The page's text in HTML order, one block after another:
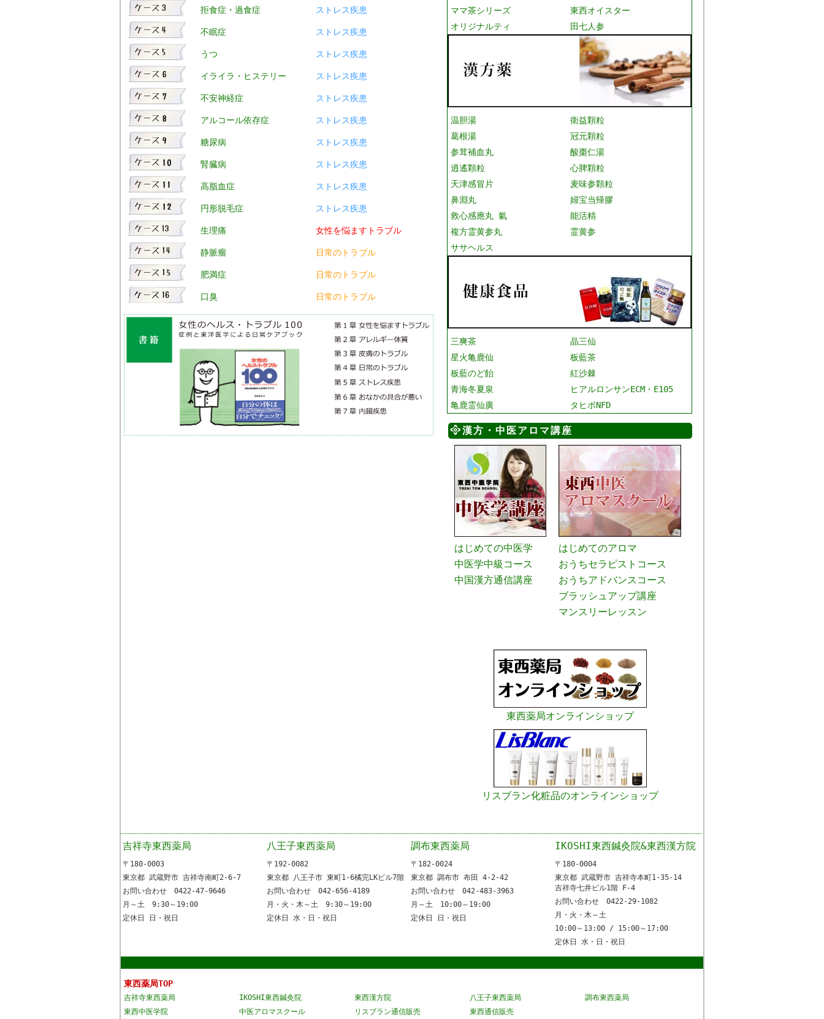
拒食症・過食症 ストレス疾患
不眠症 ストレス疾患
うつ ストレス疾患
イライラ・ヒステリー ストレス疾患
不安神経症 ストレス疾患
アルコール依存症 ストレス疾患
糖尿病 ストレス疾患
腎臓病 ストレス疾患
高脂血症 ストレス疾患
円形脱毛症 ストレス疾患
生理痛 女性を悩ますトラブル
静脈瘤 日常のトラブル
肥満症 日常のトラブル
口臭 日常のトラブル
ママ茶シリーズ
東西オイスター
オリジナルティ
田七人参
温胆湯
衛益顆粒
葛根湯
冠元顆粒
参茸補血丸
酸棗仁湯
逍遙顆粒
心脾顆粒
天津感冒片
麦味参顆粒
鼻淵丸
婦宝当帰膠
救心感應丸 氣
能活精
複方霊黄参丸
霊黄参
ササヘルス
三爽茶
晶三仙
星火亀鹿仙
板藍茶
板藍のど飴
紅沙棘
青海冬夏泉
ヒアルロンサンECM・E105
亀鹿霊仙廣
タヒボNFD
漢方・中医アロマ講座
はじめての中医学
中医学中級コース
中国漢方通信講座
はじめてのアロマ
おうちセラピストコース
おうちアドバンスコース
ブラッシュアップ講座
マンスリーレッスン
東西薬局オンラインショップ
リスブラン化粧品のオンラインショップ
吉祥寺東西薬局
〒180-0003
東京都 武蔵野市 吉祥寺南町2-6-7
お問い合わせ 0422-47-9646
月～土 9:30～19:00
定休日 日・祝日
八王子東西薬局
〒192-0082
東京都 八王子市 東町1-6橘完LKビル7階
お問い合わせ 042-656-4189
月・火・木～土 9:30～19:00
定休日 水・日・祝日
調布東西薬局
〒182-0024
東京都 調布市 布田 4-2-42
お問い合わせ 042-483-3963
月～土 10:00～19:00
定休日 日・祝日
IKOSHI東西鍼灸院&東西漢方院
〒180-0004
東京都 武蔵野市 吉祥寺本町1-35-14
吉祥寺七井ビル1階 F-4
お問い合わせ 0422-29-1082
月・火・木～土
10:00～13:00 / 15:00～17:00
定休日 水・日・祝日
東西薬局TOP
吉祥寺東西薬局 IKOSHI東西鍼灸院 東西漢方院 八王子東西薬局
調布東西薬局
東西中医学院
中医アロマスクール リスブラン通信販売 東西通信販売